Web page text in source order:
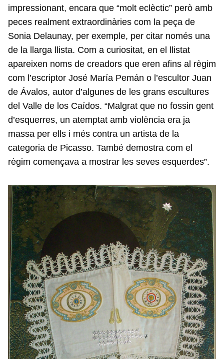
impressionant, encara que “molt eclèctic” però amb
peces realment extraordinàries com la peça de
Sonia Delaunay, per exemple, per citar només una
de la llarga llista. Com a curiositat, en el llistat
apareixen noms de creadors que eren afins al règim
com l’escriptor José María Pemán o l’escultor Juan
de Ávalos, autor d’algunes de les grans escultures
del Valle de los Caídos. “Malgrat que no fossin gent
d’esquerres, un atemptat amb violència era ja
massa per ells i més contra un artista de la
categoria de Picasso. També demostra com el
règim començava a mostrar les seves esquerdes”.